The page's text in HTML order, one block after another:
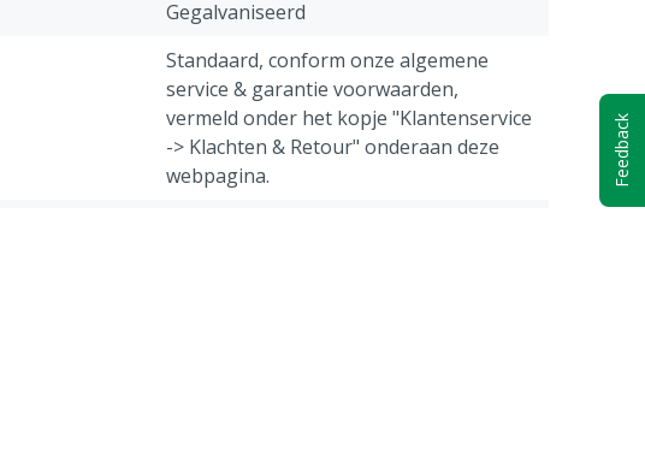
Gegalvaniseerd
Standaard, conform onze algemene
service & garantie voorwaarden,
vermeld onder het kopje "Klantenservice
-> Klachten & Retour" onderaan deze
webpagina.
Feedback